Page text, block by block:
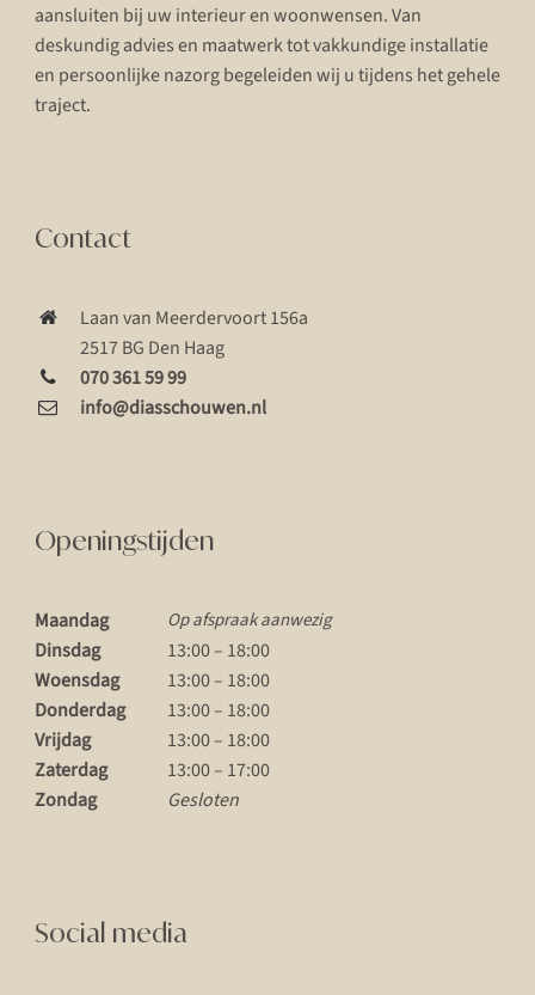
aansluiten bij uw interieur en woonwensen. Van
deskundig advies en maatwerk tot vakkundige installatie
en persoonlijke nazorg begeleiden wij u tijdens het gehele
traject.
Contact
Laan van Meerdervoort 156a
2517 BG Den Haag
070 361 59 99
info@diasschouwen.nl
Openingstijden
Maandag Op afspraak aanwezig
Dinsdag
13:00 – 18:00
Woensdag
13:00 – 18:00
Donderdag
13:00 – 18:00
Vrijdag
13:00 – 18:00
Zaterdag
13:00 – 17:00
Zondag
Gesloten
Social media